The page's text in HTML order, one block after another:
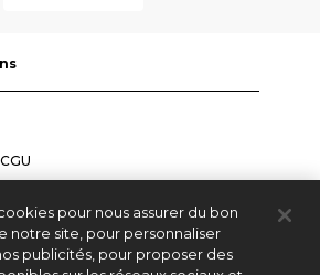
pour nous assurer du bon
notre site, pour personnaliser
publicités, pour proposer des